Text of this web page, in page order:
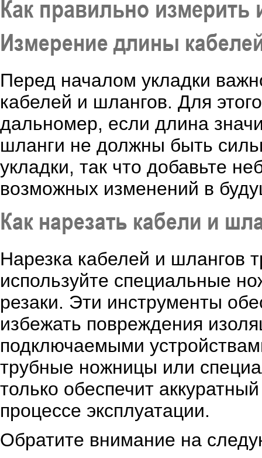
Как правильно измерить
Измерение длины
Перед началом укладки
кабелей и шлангов. Для
дальномер, если длина
шланги не должны быть
укладки, так что добавьте
возможных изменений в
Как нарезать кабели и
Нарезка кабелей и шлангов
используйте специальные
резаки. Эти инструменты
избежать повреждения
подключаемыми
трубные ножницы или
только обеспечит
процессе эксплуатации.
Обратите внимание на